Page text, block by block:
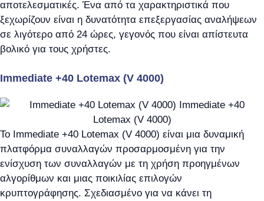
αποτελεσματικές. Ένα από τα χαρακτηριστικά που
ξεχωρίζουν είναι η δυνατότητα επεξεργασίας αναλήψεων
σε λιγότερο από 24 ώρες, γεγονός που είναι απίστευτα
βολικό για τους χρήστες.
Immediate +40 Lotemax (V 4000)
Το Immediate +40 Lotemax (V 4000) είναι μια δυναμική
πλατφόρμα συναλλαγών προσαρμοσμένη για την
ενίσχυση των συναλλαγών με τη χρήση προηγμένων
αλγορίθμων και μιας ποικιλίας επιλογών
κρυπτογράφησης. Σχεδιασμένο για να κάνει τη